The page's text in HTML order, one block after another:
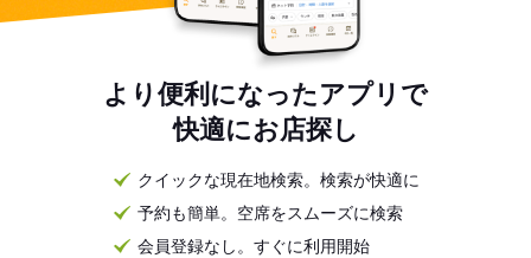
より便利になったアプリで
快適にお店探し
クイックな現在地検索。検索が快適に
予約も簡単。空席をスムーズに検索
会員登録なし。すぐに利用開始